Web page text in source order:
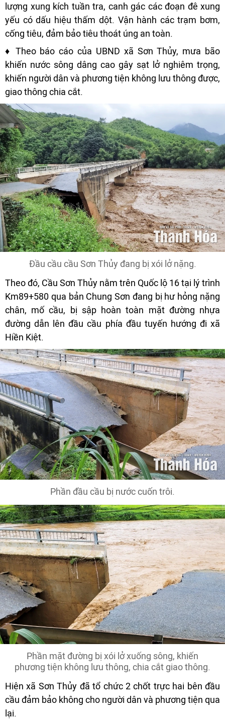
lượng xung kích tuần tra, canh gác các đoạn đê xung
yếu có dấu hiệu thấm dột. Vận hành các trạm bơm,
cống tiêu, đảm bảo tiêu thoát úng an toàn.
♦ Theo báo cáo của UBND xã Sơn Thủy, mưa bão
khiến nước sông dâng cao gây sạt lở nghiêm trọng,
khiến người dân và phương tiện không lưu thông được,
giao thông chia cắt.
Đầu cầu cầu Sơn Thủy đang bị xói lở nặng.
Theo đó, Cầu Sơn Thủy nằm trên Quốc lộ 16 tại lý trình
Km89+580 qua bản Chung Sơn đang bị hư hỏng nặng
chân, mố cầu, bị sập hoàn toàn mặt đường nhựa
đường dẫn lên đầu cầu phía đầu tuyến hướng đi xã
Hiền Kiệt.
Phần đầu cầu bị nước cuốn trôi.
Phần mặt đường bị xói lở xuống sông, khiến
phương tiện không lưu thông, chia cắt giao thông.
Hiện xã Sơn Thủy đã tổ chức 2 chốt trực hai bên đầu
cầu đảm bảo không cho người dân và phương tiện qua
lại.